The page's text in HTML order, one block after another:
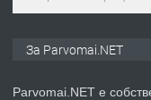
За Parvomai.NET
Parvomai.NET е